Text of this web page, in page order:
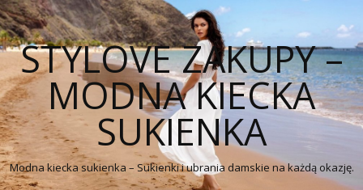
STYLOVE ZAKUPY –
MODNA KIECKA
SUKIENKA
Modna kiecka sukienka – Sukienki i ubrania damskie na każdą okazję.